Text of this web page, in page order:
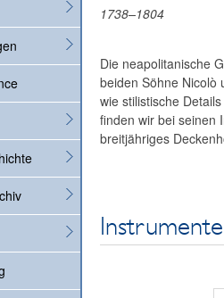
1738–1804
Die neapolitanische
beiden Söhne Nicolò
wie stilistische
finden wir bei seinen
breitjähriges
Instrumente